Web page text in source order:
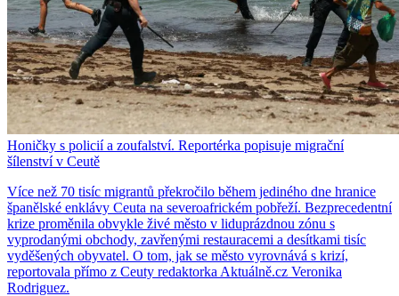
Honičky s policií a zoufalství. Reportérka popisuje migrační
šílenství v Ceutě
Více než 70 tisíc migrantů překročilo během jediného dne hranice
španělské enklávy Ceuta na severoafrickém pobřeží. Bezprecedentní
krize proměnila obvykle živé město v liduprázdnou zónu s
vyprodanými obchody, zavřenými restauracemi a desítkami tisíc
vyděšených obyvatel. O tom, jak se město vyrovnává s krizí,
reportovala přímo z Ceuty redaktorka Aktuálně.cz Veronika
Rodriguez.